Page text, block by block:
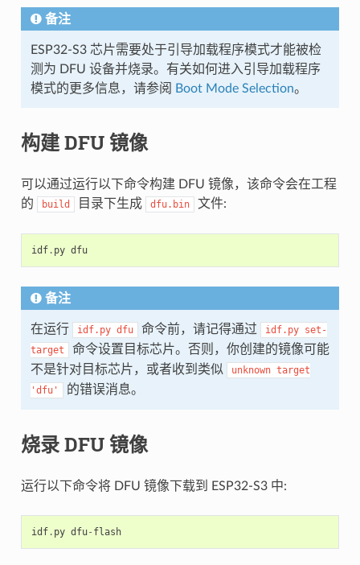
备注
ESP32-S3 芯片需要处于引导加载程序模式才能被检
测为 DFU 设备并烧录。有关如何进入引导加载程序
模式的更多信息，请参阅
Boot Mode Selection。
构建 DFU 镜像
可以通过运行以下命令构建 DFU 镜像，该命令会在工程
的
build 目录下生成 dfu.bin 文件:
idf. py dfu
备注
在运行 idf.py dfu 命令前，请记得通过 idf.py set-
target
命令设置目标芯片。否则，你创建的镜像可能
不是针对目标芯片，或者收到类似
unknown target
'dfu'
的错误消息。
烧录 DFU 镜像
运行以下命令将 DFU 镜像下载到 ESP32-S3 中:
idf. py dfu- flash